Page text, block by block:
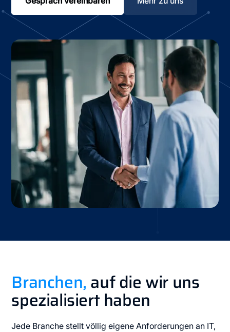
Branchen, auf die wir uns
spezialisiert haben
Jede Branche stellt völlig eigene Anforderungen an IT,